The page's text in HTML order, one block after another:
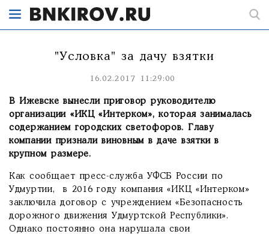
"Условка" за дачу взятки
16.02.2017 11:29:00
В Ижевске вынесли приговор руководителю
организации «ИКЦ «Интерком», которая занималась
содержанием городских светофоров. Главу
компании признали виновным в даче взятки в
крупном размере.
Как сообщает пресс-служба УФСБ России по
Удмуртии, в 2016 году компания «ИКЦ «Интерком»
заключила договор с учреждением «Безопасность
дорожного движения Удмуртской Республики».
Однако постоянно она нарушала свои